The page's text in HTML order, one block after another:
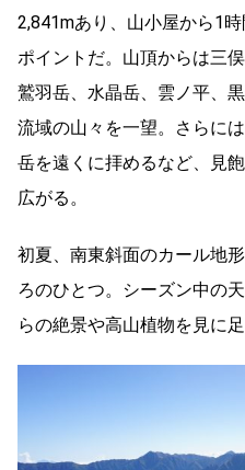
2,841mあり、山小屋から1
ポイントだ。山頂からは三
鷲羽岳、水晶岳、雲ノ平、
流域の山々を一望。さらに
岳を遠くに拝めるなど、見
広がる。
初夏、南東斜面のカール地
ろのひとつ。シーズン中の
らの絶景や高山植物を見に